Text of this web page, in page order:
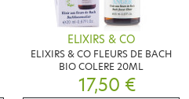
ELIXIRS & CO
ELIXIRS & CO FLEURS DE BACH
BIO COLERE 20ML
17,50 €